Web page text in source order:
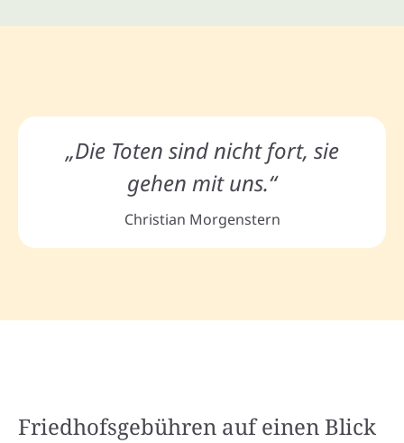
„Die Toten sind nicht fort, sie
gehen mit uns.“
Christian Morgenstern
Friedhofsgebühren auf einen Blick